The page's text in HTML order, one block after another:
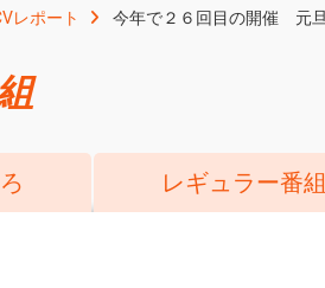
レポート 今年で２６回目の開催 元
レギュラー番組